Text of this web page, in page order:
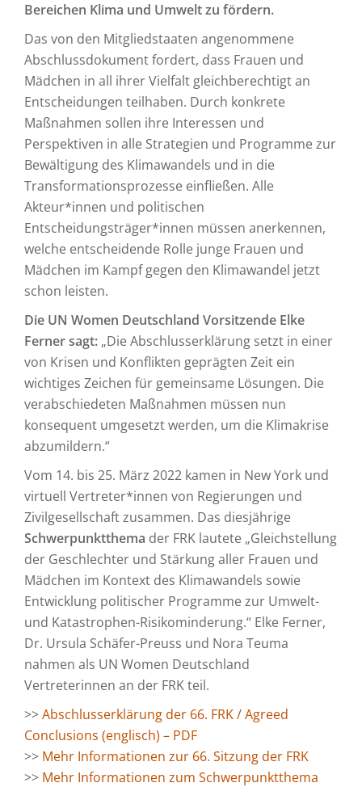
Bereichen Klima und Umwelt zu fördern.
Das von den Mitgliedstaaten angenommene
Abschlussdokument fordert, dass Frauen und
Mädchen in all ihrer Vielfalt gleichberechtigt an
Entscheidungen teilhaben. Durch konkrete
Maßnahmen sollen ihre Interessen und
Perspektiven in alle Strategien und Programme zur
Bewältigung des Klimawandels und in die
Transformationsprozesse einfließen. Alle
Akteur*innen und politischen
Entscheidungsträger*innen müssen anerkennen,
welche entscheidende Rolle junge Frauen und
Mädchen im Kampf gegen den Klimawandel jetzt
schon leisten.
Die UN Women Deutschland Vorsitzende Elke
Ferner sagt: „Die Abschlusserklärung setzt in einer
von Krisen und Konflikten geprägten Zeit ein
wichtiges Zeichen für gemeinsame Lösungen. Die
verabschiedeten Maßnahmen müssen nun
konsequent umgesetzt werden, um die Klimakrise
abzumildern.“
Vom 14. bis 25. März 2022 kamen in New York und
virtuell Vertreter*innen von Regierungen und
Zivilgesellschaft zusammen. Das diesjährige
Schwerpunktthema der FRK lautete „Gleichstellung
der Geschlechter und Stärkung aller Frauen und
Mädchen im Kontext des Klimawandels sowie
Entwicklung politischer Programme zur Umwelt-
und Katastrophen-Risikominderung.“ Elke Ferner,
Dr. Ursula Schäfer-Preuss und Nora Teuma
nahmen als UN Women Deutschland
Vertreterinnen an der FRK teil.
>>Abschlusserklärung der 66. FRK / Agreed
Conclusions (englisch) – PDF
>> Mehr Informationen zur 66. Sitzung der FRK
>> Mehr Informationen zum Schwerpunktthema